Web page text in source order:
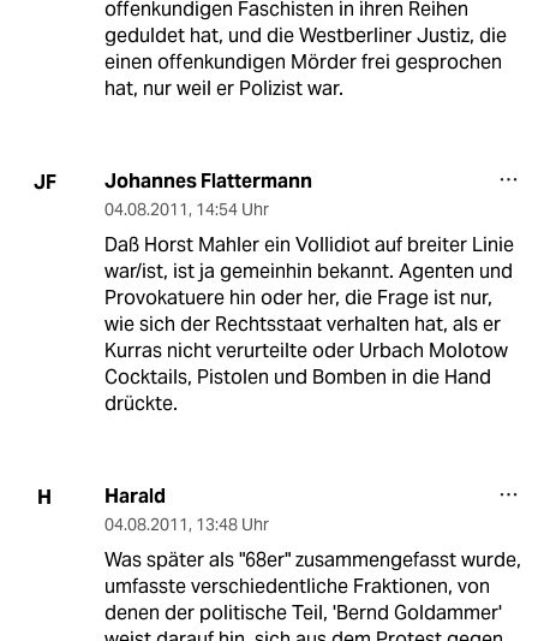
offenkundigen Faschisten in ihren Reihen
geduldet hat, und die Westberliner Justiz, die
einen offenkundigen Mörder frei gesprochen
hat, nur weil er Polizist war.
JF Johannes Flattermann
04.08.2011, 14:54 Uhr
Daß Horst Mahler ein Vollidiot auf breiter Linie
war/ist, ist ja gemeinhin bekannt. Agenten und
Provokatuere hin oder her, die Frage ist nur,
wie sich der Rechtsstaat verhalten hat, als er
Kurras nicht verurteilte oder Urbach Molotow
Cocktails, Pistolen und Bomben in die Hand
drückte.
H Harald
04.08.2011, 13:48 Uhr
Was später als "68er" zusammengefasst wurde,
umfasste verschiedentliche Fraktionen, von
denen der politische Teil, 'Bernd Goldammer'